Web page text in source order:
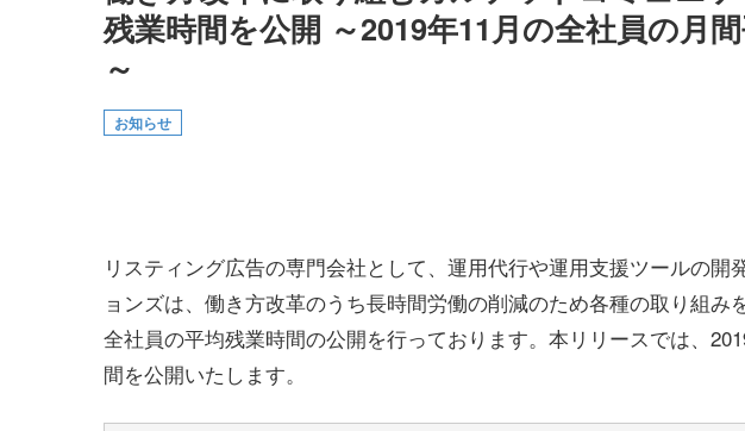
残業時間を公開 ～2019年11月の全社員の月
～
お知らせ
リスティング広告の専門会社として、運用代行や運用支援ツールの開
ョンズは、働き方改革のうち長時間労働の削減のため各種の取り組み
全社員の平均残業時間の公開を行っております。本リリースでは、
間を公開いたします。